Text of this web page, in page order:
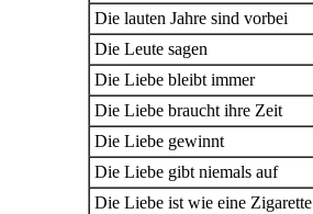
Die lauten Jahre sind vorbei
Die Leute sagen
Die Liebe bleibt immer
Die Liebe braucht ihre Zeit
Die Liebe gewinnt
Die Liebe gibt niemals auf
Die Liebe ist wie eine Zigarette